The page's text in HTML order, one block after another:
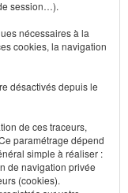
session…).
nécessaires à la
cookies, la navigation
désactivés depuis le
de ces traceurs,
paramétrage dépend
simple à réaliser :
de navigation privée
(cookies).